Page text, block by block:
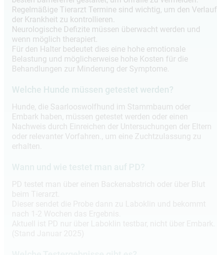
Regelmäßige Tierarzt Termine sind wichtig, um den Verlauf
der Krankheit zu kontrollieren.
Neurologische Defizite müssen überwacht werden und
wenn möglich therapiert.
Für den Halter bedeutet dies eine hohe emotionale
Belastung und möglicherweise hohe Kosten für die
Behandlungen zur Minderung der Symptome.
Welche Hunde müssen getestet werden?
Hunde, die Saarlooswolfhund im Stammbaum oder
Embark haben, müssen getestet werden oder einen
Nachweis durch Einreichen der Untersuchungen der Eltern
oder relevanter Vorfahren., um eine Zuchtzulassung zu
erhalten.